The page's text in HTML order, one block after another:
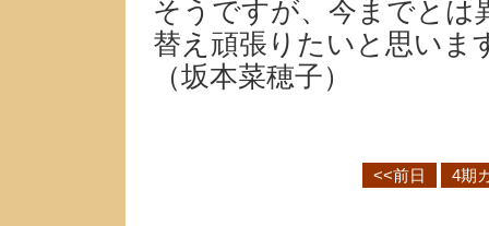
そうですが、今までとは
替え頑張りたいと思いま
（坂本菜穂子）
<<前日 4期